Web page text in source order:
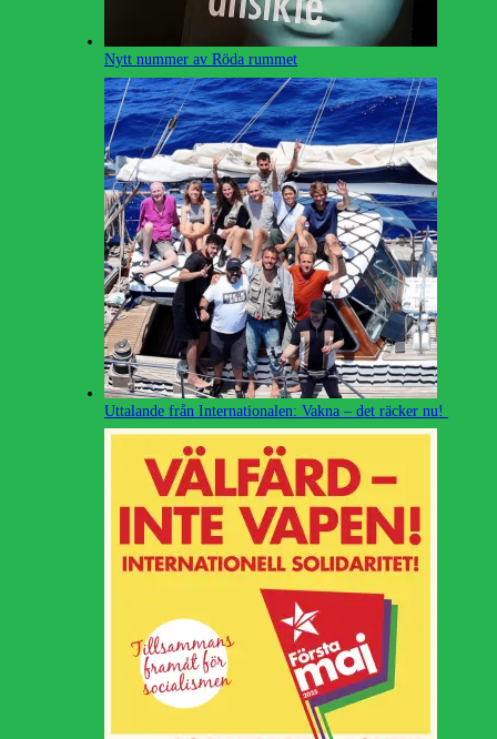
Nytt nummer av Röda rummet
Uttalande från Internationalen: Vakna – det räcker nu!